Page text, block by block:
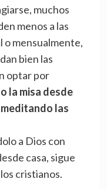
muchos
menos a las
o mensualmente,
bien las
optar por
la misa desde
las
a Dios con
casa, sigue
cristianos.